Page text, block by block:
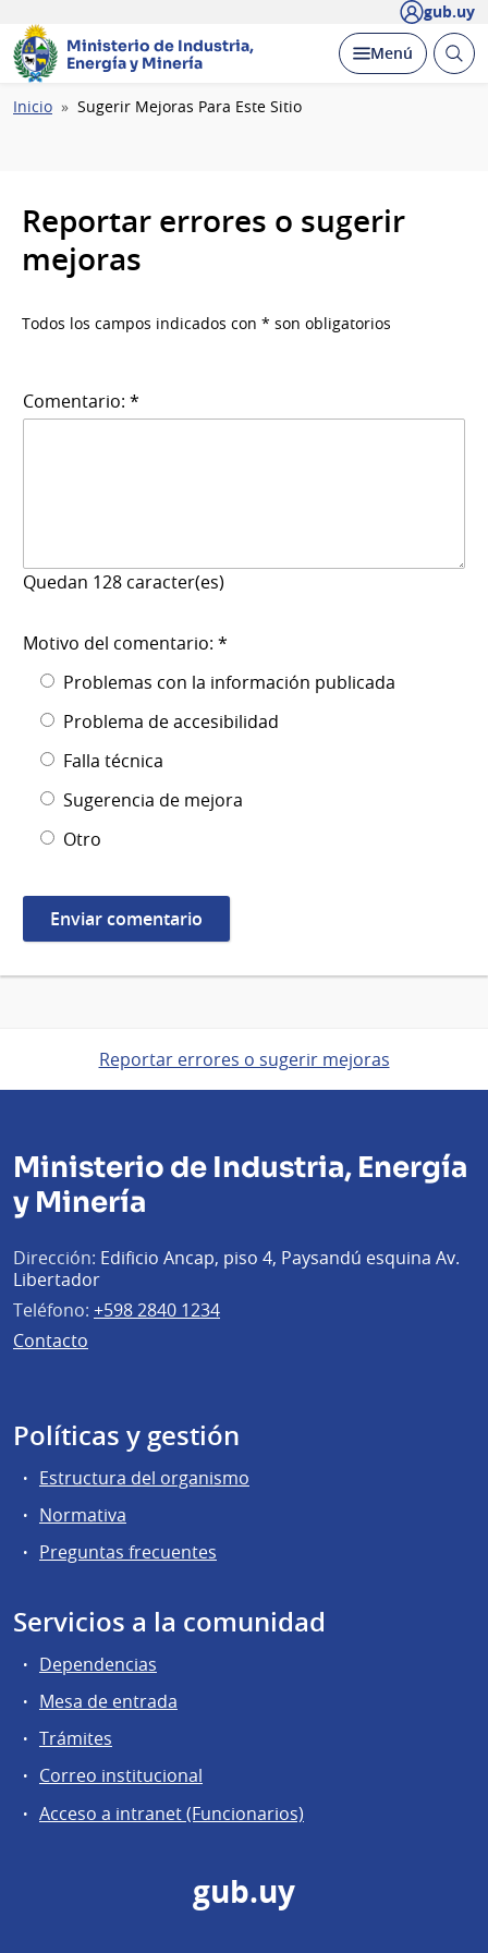
gub.uy
Ministerio de Industria,
Energía y Minería
Desplegar
Menú Abrir
Ruta
Inicio Sugerir Mejoras Para Este Sitio
Reportar errores o sugerir
mejoras
Todos los campos indicados con * son obligatorios
Comentario: *
Quedan 128 caracter(es)
Motivo del comentario: *
Problemas con la información publicada
Problema de accesibilidad
Falla técnica
Sugerencia de mejora
Otro
Reportar errores o sugerir mejoras
Ministerio de Industria, Energía
y Minería
Dirección: Edificio Ancap, piso 4, Paysandú esquina Av.
Libertador
Teléfono: +598 2840 1234
Contacto
Políticas y gestión
Estructura del organismo
Normativa
Preguntas frecuentes
Servicios a la comunidad
Dependencias
Mesa de entrada
Trámites
Correo institucional
Acceso a intranet (Funcionarios)
gub.uy